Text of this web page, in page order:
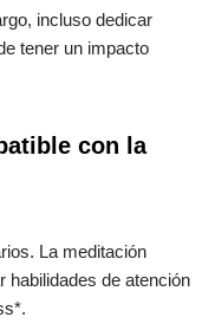
incluso dedicar
tener un impacto
con la
La meditación
habilidades de atención